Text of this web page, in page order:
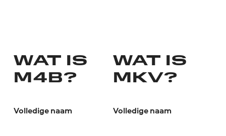
WAT IS
M4B?
Volledige naam
WAT IS
MKV?
Volledige naam